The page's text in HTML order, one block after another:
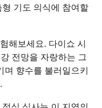
기도 의식에 참여할
해보세요. 다이쇼 시
전망을 자랑하는 그
며 향수를 불러일으키